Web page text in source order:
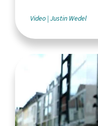
Video Justin Wedel